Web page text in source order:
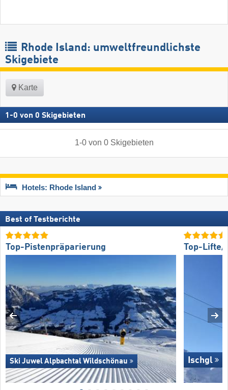
Rhode Island: umweltfreundlichste
Skigebiete
Karte
1 -0 von 0 Skigebieten
1-0von 0 Skigebieten
Hotels: Rhode Island
Best of Testberichte
Top-Pistenpräparierung
Ski Juwel Alpbachtal Wildschönau
Top-Lifte/
Ischgl